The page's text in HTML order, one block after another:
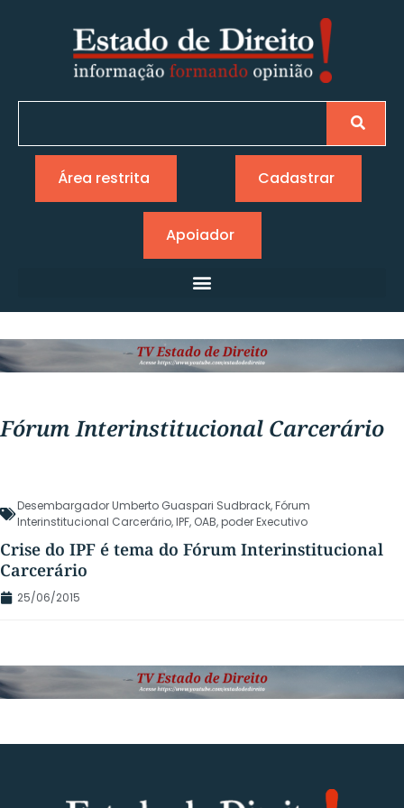
Área restrita Cadastrar
Apoiador
Fórum Interinstitucional Carcerário
Desembargador Umberto Guaspari Sudbrack,Fórum
Interinstitucional Carcerário,IPF, OAB,poder Executivo
Crise do IPF é tema do Fórum Interinstitucional
Carcerário
25/06/2015